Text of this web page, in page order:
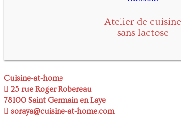
Atelier de cuisine
sans lactose
Cuisine-at-home
25 rue Roger Robereau
78100 Saint Germain en Laye
soraya@cuisine-at-home.com